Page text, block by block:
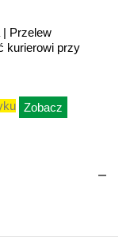
| Przelew
kurierowi przy
Zobacz